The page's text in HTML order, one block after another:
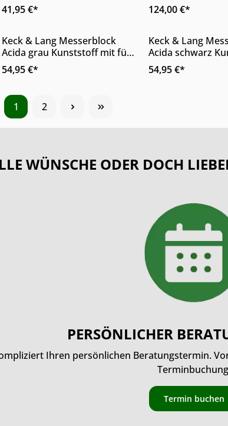
variabel 32 bis 50 cm Breite
41,95 €*
124,00 €*
erhältlich
Produkt Anzahl: Gib den
Keck & Lang Messerblock
Acida grau Kunststoff mit fünf
Messern
54,95 €*
erhältlich
Produkt
Keck & Lang
Acida schwarz
fünf Messern
54,95 €*
1 2
WÜNSCHE ODER DOCH
PERSÖNLICHER
Ihren persönlichen Beratungstermin.
Termin buchen